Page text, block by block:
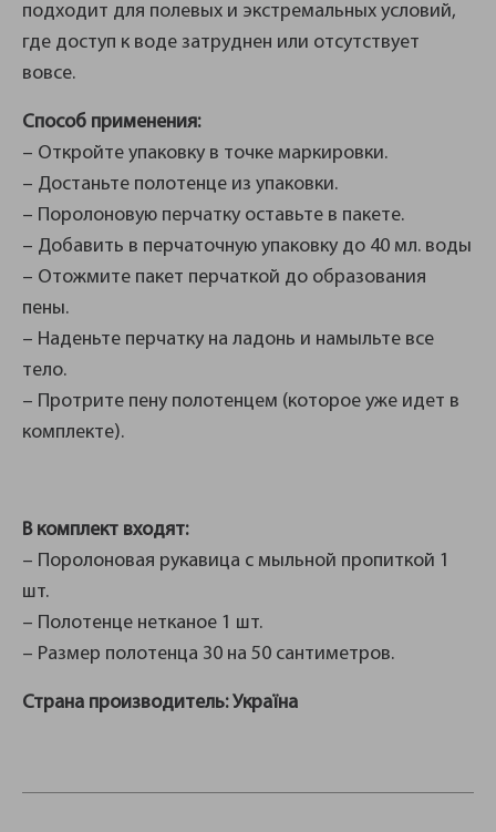
подходит для полевых и экстремальных условий,
где доступ к воде затруднен или отсутствует
вовсе.
Способ применения:
– Откройте упаковку в точке маркировки.
– Достаньте полотенце из упаковки.
– Поролоновую перчатку оставьте в пакете.
– Добавить в перчаточную упаковку до 40 мл. воды
– Отожмите пакет перчаткой до образования
пены.
– Наденьте перчатку на ладонь и намыльте все
тело.
– Протрите пену полотенцем (которое уже идет в
комплекте).
В комплект входят:
– Поролоновая рукавица с мыльной пропиткой 1
шт.
– Полотенце нетканое 1 шт.
– Размер полотенца 30 на 50 сантиметров.
Страна производитель: Україна